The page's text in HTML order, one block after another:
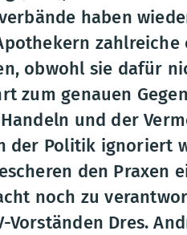
haben
obwohl sie dafür
zum genauen
und der
der Politik ignoriert
den Praxen
noch zu
Vorständen Dres.